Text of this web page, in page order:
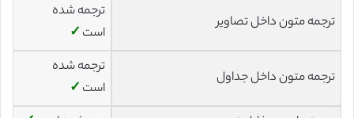
ترجمه متون داخل تصاویر
ترجمه شده
است ✓
ترجمه متون داخل جداول
ترجمه شده
است ✓